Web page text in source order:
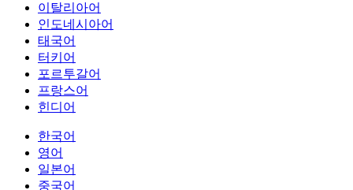
이탈리아어
인도네시아어
태국어
터키어
포르투갈어
프랑스어
힌디어
한국어
영어
일본어
중국어